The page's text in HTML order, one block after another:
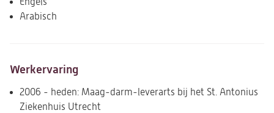
Arabisch
Werkervaring
2006 - heden: Maag-darm-leverarts bij het St. Antonius
Ziekenhuis Utrecht